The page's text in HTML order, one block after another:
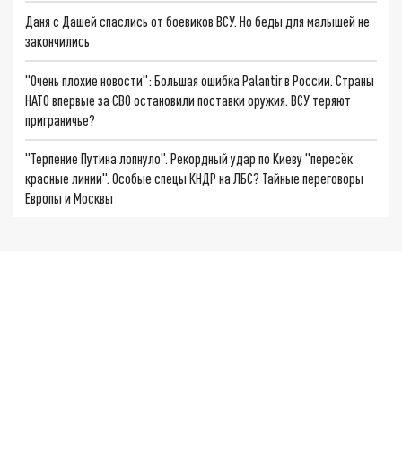
Даня с Дашей спаслись от боевиков ВСУ. Но беды для малышей не
закончились
"Очень плохие новости": Большая ошибка Palantir в России. Страны
НАТО впервые за СВО остановили поставки оружия. ВСУ теряют
приграничье?
"Терпение Путина лопнуло". Рекордный удар по Киеву "пересёк
красные линии". Особые спецы КНДР на ЛБС? Тайные переговоры
Европы и Москвы